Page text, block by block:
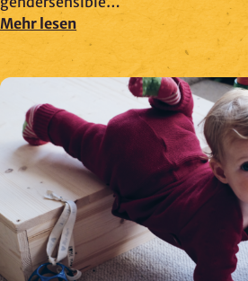
Mehr lesen